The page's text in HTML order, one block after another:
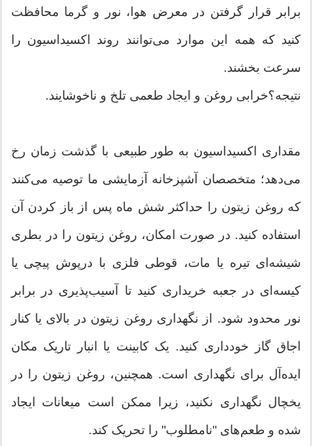
برابر قرار گرفتن در معرض هوا، نور و گرما محافظت
کنید که همه این موارد می‌توانند روند اکسیداسیون را
سرعت بخشند.
نتیجه؟خرابی روغن و ایجاد طعمی تلخ و ناخوشایند.
مقداری اکسیداسیون به طور طبیعی با گذشت زمان رخ
می‌دهد؛ متخصصان آشپزخانه آزمایشی ما توصیه می‌کنند
که روغن زیتون را حداکثر شش ماه پس از باز کردن آن
استفاده کنید. در صورت امکان، روغن زیتون را در بطری
شیشه‌ای تیره یا مات، قوطی فلزی با درپوش پیچی یا
کیسه‌ای در جعبه خریداری کنید تا آسیب‌پذیری در برابر
نور محدود شود. از نگهداری روغن زیتون در بالای یا کنار
اجاق گاز خودداری کنید. یک کابینت یا انبار تاریک مکان
ایده‌آل برای نگهداری است. همچنین، روغن زیتون را در
یخچال نگهداری نکنید، زیرا ممکن است میعانات ایجاد
شده و طعم‌های "نامطلوب" را تحریک کند.